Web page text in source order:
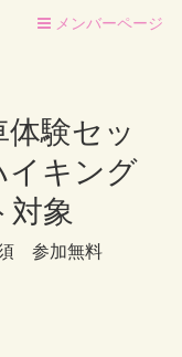
メンバーページ
験セッ
イキング
対象
参加無料